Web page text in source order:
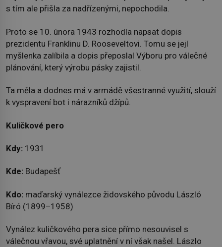
s tím ale přišla za nadřízenými, nepochodila.
Proto se 10. února 1943 rozhodla napsat dopis
prezidentu Franklinu D. Rooseveltovi. Tomu se její
myšlenka zalíbila a dopis přeposlal Výboru pro válečné
plánování, který výrobu pásky zajistil.
Ta měla a dodnes má v armádě všestranné využití, slouží
k vyspravení bot i nárazníků džípů.
Kuličkové pero
Kdy: 1931
Kde: Budapešť
Kdo: maďarský vynálezce židovského původu László
Bíró (1899–1958)
Vynález kuličkového pera sice přímo nesouvisel s
válečnou vřavou, své uplatnění v ní však našel. Lászlo